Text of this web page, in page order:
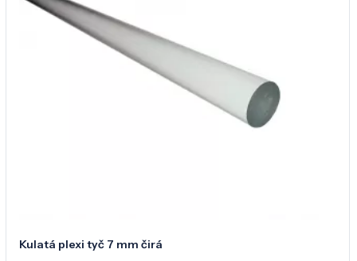
Kulatá plexi tyč 7 mm čirá